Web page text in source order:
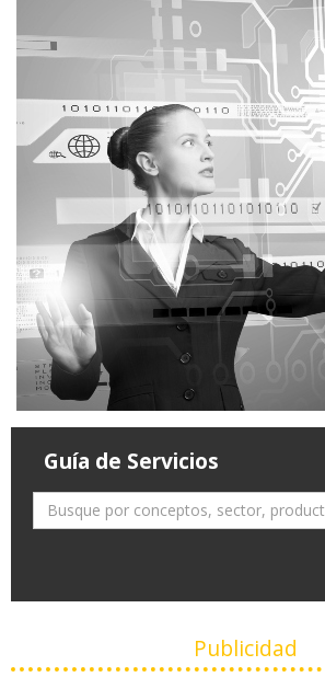
Guía de Servicios
Publicidad